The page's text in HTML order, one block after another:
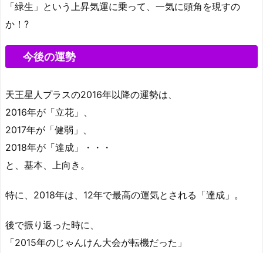
「緑生」という上昇気運に乗って、一気に頭角を現すの
か！?
今後の運勢
天王星人プラスの2016年以降の運勢は、
2016年が「立花」、
2017年が「健弱」、
2018年が「達成」・・・
と、基本、上向き。
特に、2018年は、12年で最高の運気とされる「達成」。
後で振り返った時に、
「2015年のじゃんけん大会が転機だった」